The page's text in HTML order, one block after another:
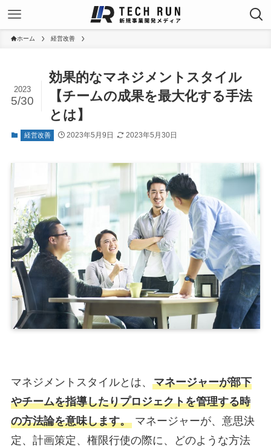
ホーム 経営改善
効果的なマネジメントスタイル
【チームの成果を最大化する手法
とは】
2023
5/30
経営改善 2023年5月9日 2023年5月30日
マネジメントスタイルとは、 マネージャーが部下
やチームを指導したりプロジェクトを管理する時
の方法論を意味します。マネージャーが、意思決
定、計画策定、権限行使の際に、どのような方法